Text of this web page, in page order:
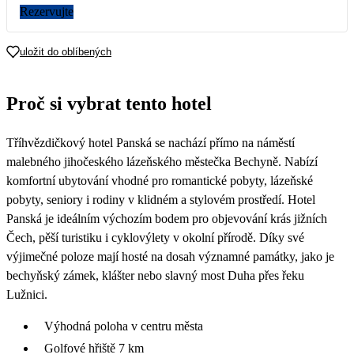
10
3 200 3 200 3 200 3 200 3 200 3 200 3 200
17 18
24
3 200
25 26 27
31
3 200
Rezervujte
uložit do oblíbených
Proč si vybrat tento hotel
Tříhvězdičkový hotel Panská se nachází přímo na náměstí
malebného jihočeského lázeňského městečka Bechyně. Nabízí
komfortní ubytování vhodné pro romantické pobyty, lázeňské
pobyty, seniory i rodiny v klidném a stylovém prostředí. Hotel
Panská je ideálním výchozím bodem pro objevování krás jižních
Čech, pěší turistiku i cyklovýlety v okolní přírodě. Díky své
výjimečné poloze mají hosté na dosah významné památky, jako je
bechyňský zámek, klášter nebo slavný most Duha přes řeku
Lužnici.
Výhodná poloha v centru města
Golfové hřiště 7 km